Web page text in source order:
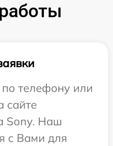
телефону или
сайте
Sony. Наш
с Вами для